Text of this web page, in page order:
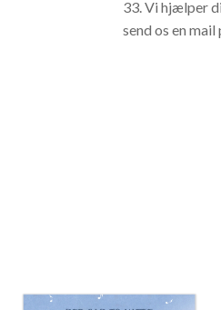
33. Vi hjælper
send os en mail